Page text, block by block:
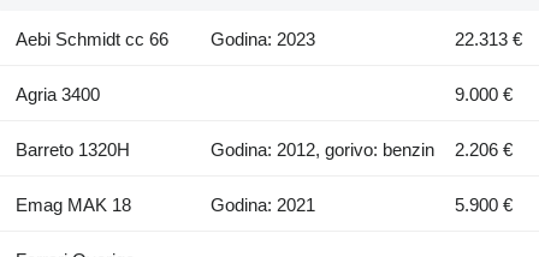
Aebi Schmidt cc 66 Godina: 2023 22.313 €
Agria 3400 9.000 €
Barreto 1320H Godina: 2012, gorivo: benzin 2.206 €
Emag MAK 18 Godina: 2021 5.900 €